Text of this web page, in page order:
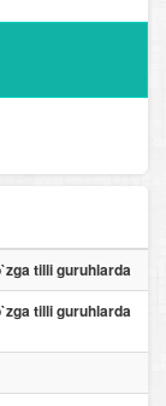
tilli guruhlarda
tilli guruhlarda